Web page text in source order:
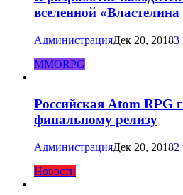
вселенной «Властелина
АдминистрацияДек 20, 20183
MMORPG
Российская Atom RPG
финальному релизу
АдминистрацияДек 20, 20182
Новости